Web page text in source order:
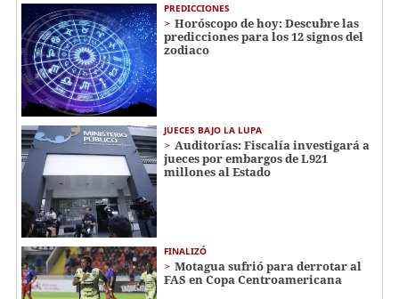
PREDICCIONES
Horóscopo de hoy: Descubre las
predicciones para los 12 signos del
zodiaco
JUECES BAJO LA LUPA
Auditorías: Fiscalía investigará a
jueces por embargos de L921
millones al Estado
FINALIZÓ
Motagua sufrió para derrotar al
FAS en Copa Centroamericana